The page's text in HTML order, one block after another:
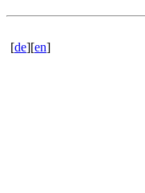
[de][en]